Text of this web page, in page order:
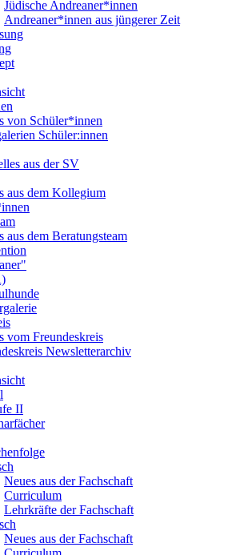
Jüdische Andreaner*innen
Andreaner*innen aus jüngerer Zeit
von Schüler*innen
Schüler:innen
aus der SV
aus dem Kollegium
aus dem Beratungsteam
vom Freundeskreis
Newsletterarchiv
II
Neues aus der Fachschaft
Curriculum
Lehrkräfte der Fachschaft
Neues aus der Fachschaft